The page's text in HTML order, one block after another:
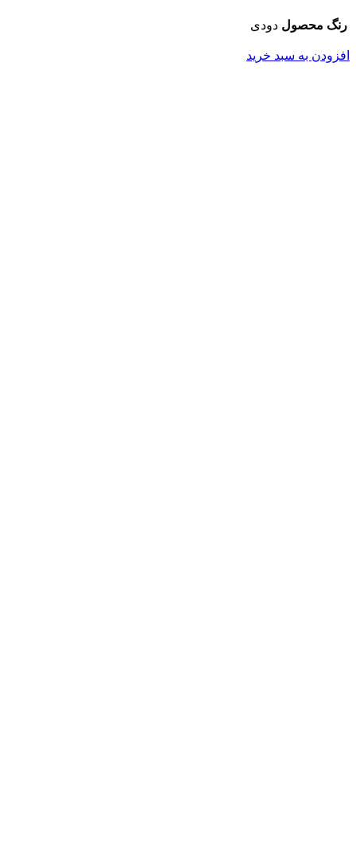
رنگ محصول دودی
افزودن به سبد خرید